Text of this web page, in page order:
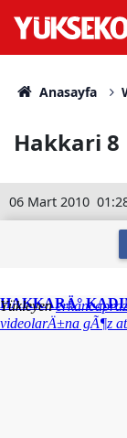
Anasayfa
Hakkari 8
06 Mart 2010